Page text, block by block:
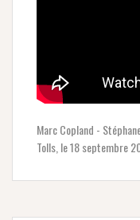
Marc Copland -
Tolls, le 18 septembre